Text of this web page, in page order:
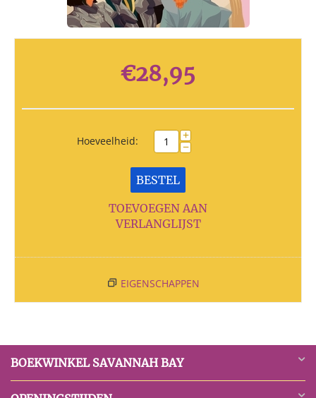
€28,95
Hoeveelheid: +
−
BESTEL
TOEVOEGEN AAN
VERLANGLIJST
EIGENSCHAPPEN
BOEKWINKEL SAVANNAH BAY